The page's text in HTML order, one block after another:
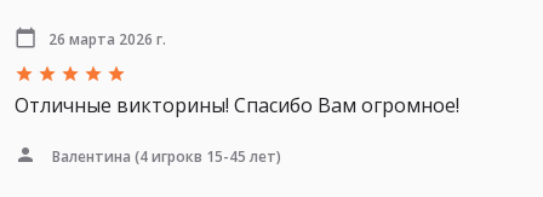
26 марта 2026 г.
Отличные викторины! Спасибо Вам огромное!
Валентина (4 игрокв 15-45 лет)